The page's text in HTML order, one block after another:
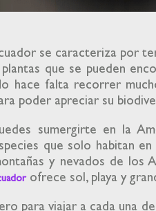
se caracteriza por
que se pueden
hace falta recorrer
poder apreciar su
sumergirte en la
que solo habitan
y nevados de los
ofrece sol, playa y
para viajar a cada una